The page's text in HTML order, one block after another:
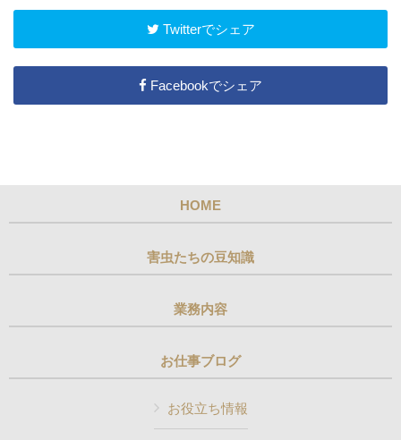
Twitterでシェア
Facebookでシェア
HOME
害虫たちの豆知識
業務内容
お仕事ブログ
お役立ち情報